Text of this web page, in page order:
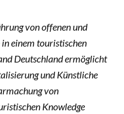
von offenen und
einem touristischen
Deutschland ermöglicht
und Künstliche
von
Knowledge